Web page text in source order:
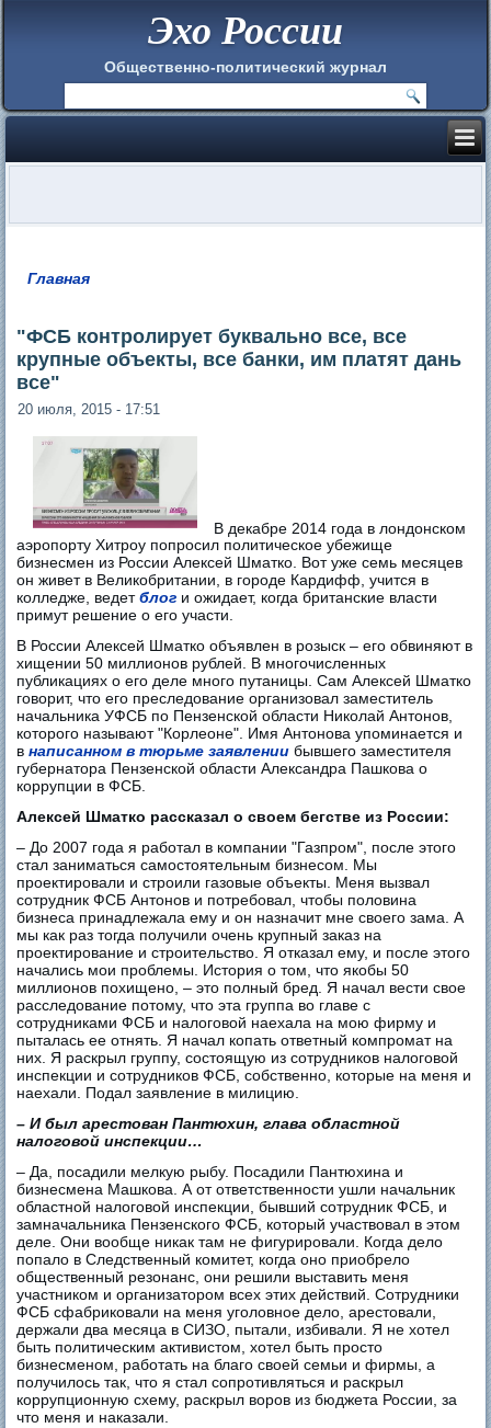
Эхо России
Общественно-политический журнал
Главная
"ФСБ контролирует буквально все, все
крупные объекты, все банки, им платят дань
все"
20 июля, 2015 - 17:51
В декабре 2014 года в лондонском
аэропорту Хитроу попросил политическое убежище
бизнесмен из России Алексей Шматко. Вот уже семь месяцев
он живет в Великобритании, в городе Кардифф, учится в
колледже, ведетблог и ожидает, когда британские власти
примут решение о его участи.
В России Алексей Шматко объявлен в розыск – его обвиняют в
хищении 50 миллионов рублей. В многочисленных
публикациях о его деле много путаницы. Сам Алексей Шматко
говорит, что его преследование организовал заместитель
начальника УФСБ по Пензенской области Николай Антонов,
которого называют "Корлеоне". Имя Антонова упоминается и
внаписанном в тюрьме заявлении бывшего заместителя
губернатора Пензенской области Александра Пашкова о
коррупции в ФСБ.
Алексей Шматко рассказал о своем бегстве из России:
– До 2007 года я работал в компании "Газпром", после этого
стал заниматься самостоятельным бизнесом. Мы
проектировали и строили газовые объекты. Меня вызвал
сотрудник ФСБ Антонов и потребовал, чтобы половина
бизнеса принадлежала ему и он назначит мне своего зама. А
мы как раз тогда получили очень крупный заказ на
проектирование и строительство. Я отказал ему, и после этого
начались мои проблемы. История о том, что якобы 50
миллионов похищено, – это полный бред. Я начал вести свое
расследование потому, что эта группа во главе с
сотрудниками ФСБ и налоговой наехала на мою фирму и
пыталась ее отнять. Я начал копать ответный компромат на
них. Я раскрыл группу, состоящую из сотрудников налоговой
инспекции и сотрудников ФСБ, собственно, которые на меня и
наехали. Подал заявление в милицию.
– И был арестован Пантюхин, глава областной
налоговой инспекции…
– Да, посадили мелкую рыбу. Посадили Пантюхина и
бизнесмена Машкова. А от ответственности ушли начальник
областной налоговой инспекции, бывший сотрудник ФСБ, и
замначальника Пензенского ФСБ, который участвовал в этом
деле. Они вообще никак там не фигурировали. Когда дело
попало в Следственный комитет, когда оно приобрело
общественный резонанс, они решили выставить меня
участником и организатором всех этих действий. Сотрудники
ФСБ сфабриковали на меня уголовное дело, арестовали,
держали два месяца в СИЗО, пытали, избивали. Я не хотел
быть политическим активистом, хотел быть просто
бизнесменом, работать на благо своей семьи и фирмы, а
получилось так, что я стал сопротивляться и раскрыл
коррупционную схему, раскрыл воров из бюджета России, за
что меня и наказали.